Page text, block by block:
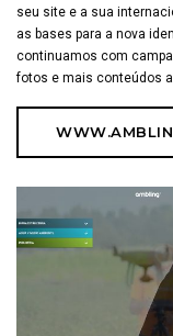
seu site e a sua
as bases para a nova
continuamos com
fotos e mais conteúdos